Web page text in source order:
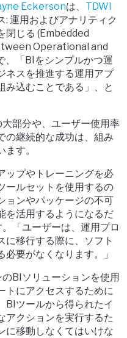
Eckersonは、 TDWI
運用およびアナリティク
閉じる (Embedded
Operational and
「BIをシンプルかつ運
ネスを推進する運用アプ
み込むことである」、と
部分や、ユーザー使用率
の継続的な成功は、組み
す。
ップやトレーニングを必
ールセットを使用するの
ョンやパッケージの不可
を活用するようになるだ
「ユーザーは、運用プロ
に移行する際に、ソフト
要がなくなります。」
BIソリューションを使用
トにアクセスするために
BIツールから得られたイ
アクションを実行するた
に移動しなくてはいけな